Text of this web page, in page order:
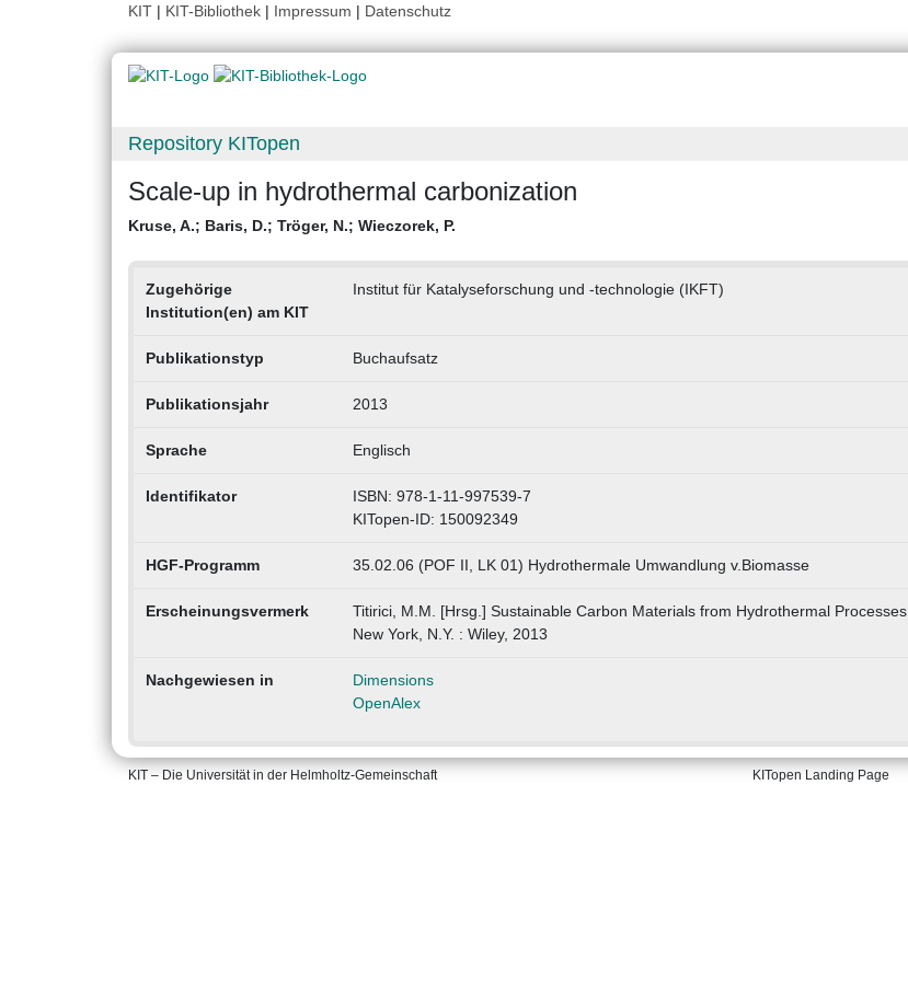
KIT | KIT-Bibliothek | Impressum | Datenschutz
Repository KITopen
Scale-up in hydrothermal carbonization
Kruse, A.; Baris, D.; Tröger, N.; Wieczorek, P.
Zugehörige
Institution(en) am KIT
Institut für Katalyseforschung und -technologie (IKFT)
Publikationstyp Buchaufsatz
Publikationsjahr 2013
Sprache Englisch
Identifikator
ISBN: 978-1-11-997539-7
KITopen-ID: 150092349
HGF-Programm 35.02.06 (POF II, LK 01) Hydrothermale Umwandlung v.Biomasse
Erscheinungsvermerk
Titirici, M.M. [Hrsg.] Sustainable Carbon Materials from Hydrothermal Processes
New York, N.Y. : Wiley, 2013
Nachgewiesen in
Dimensions
OpenAlex
KIT – Die Universität in der Helmholtz-Gemeinschaft KITopen Landing Page